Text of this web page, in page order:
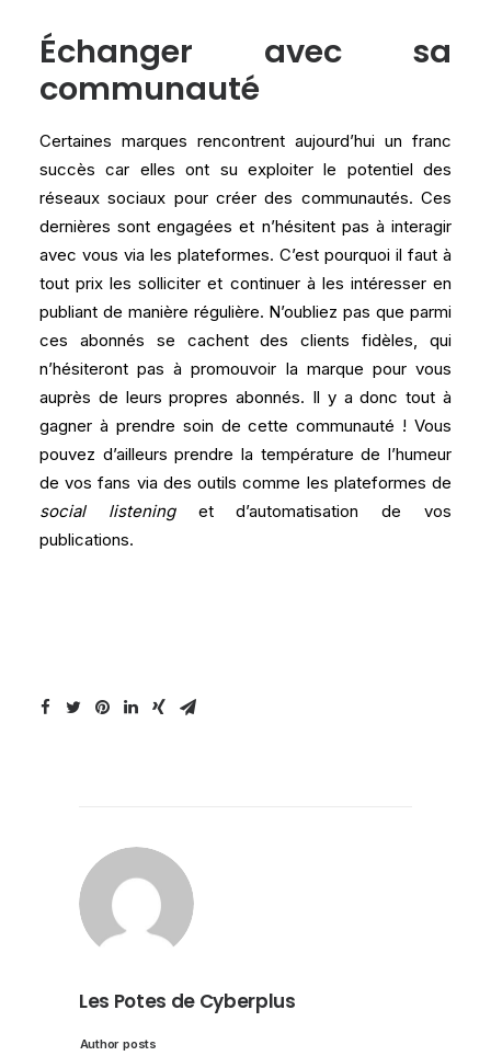
Échanger avec sa
communauté
Certaines marques rencontrent aujourd’hui un franc
succès car elles ont su exploiter le potentiel des
réseaux sociaux pour créer des communautés. Ces
dernières sont engagées et n’hésitent pas à interagir
avec vous via les plateformes. C’est pourquoi il faut à
tout prix les solliciter et continuer à les intéresser en
publiant de manière régulière. N’oubliez pas que parmi
ces abonnés se cachent des clients fidèles, qui
n’hésiteront pas à promouvoir la marque pour vous
auprès de leurs propres abonnés. Il y a donc tout à
gagner à prendre soin de cette communauté ! Vous
pouvez d’ailleurs prendre la température de l’humeur
de vos fans via des outils comme les plateformes de
social listeninget d’automatisation de vos
publications.
Les Potes de Cyberplus
Author posts